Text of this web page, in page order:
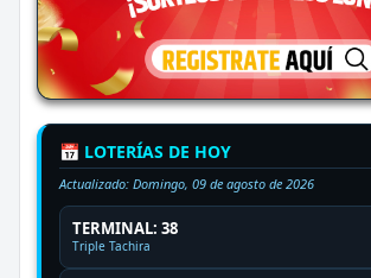
📅 LOTERÍAS DE HOY
Actualizado: Domingo, 09 de agosto de 2026
TERMINAL: 38
Triple Tachira